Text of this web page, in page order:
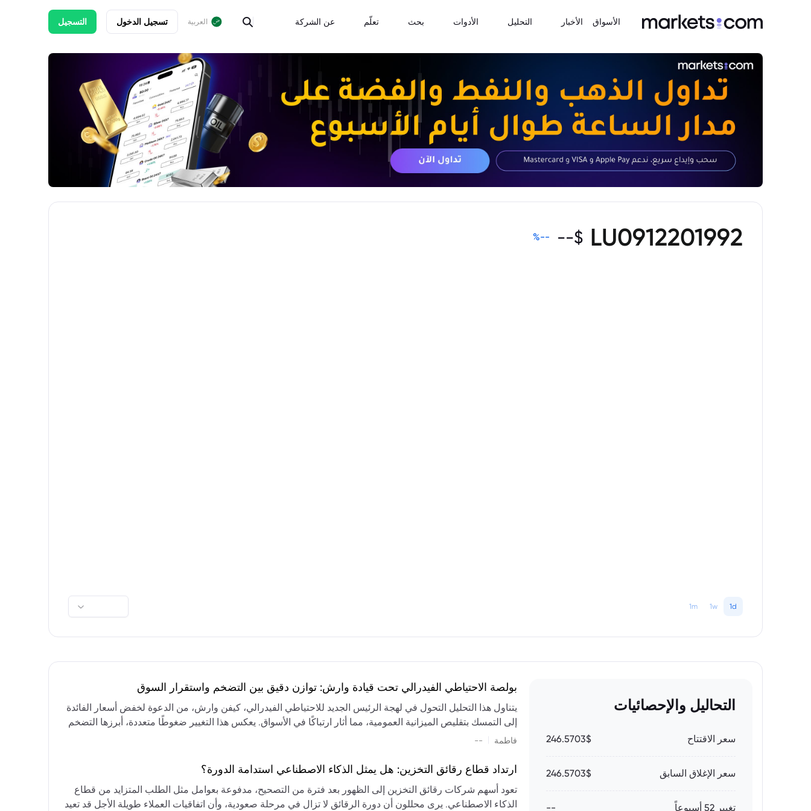
الأسواق الأخبار التحليل الأدوات بحث تعلّم عن الشركة العربية تسجيل الدخول التسجيل
LU0912201992
$
--
--
%
1d
1w
1m
التحاليل والإحصائيات
سعر الاقتتاح 246.5703$
سعر الإغلاق السابق 246.5703$
تغيير 52 أسبوعاً --
بولصة الاحتياطي الفيدرالي تحت قيادة وارش: توازن دقيق بين التضخم واستقرار السوق
يتناول هذا التحليل التحول في لهجة الرئيس الجديد للاحتياطي الفيدرالي، كيفن وارش، من الدعوة لخفض أسعار الفائدة
إلى التمسك بتقليص الميزانية العمومية، مما أثار ارتباكًا في الأسواق. يعكس هذا التغيير ضغوطًا متعددة، أبرزها التضخم
المستمر، والعجز المالي الكبير، والتوترات الجيوسياسية في الشرق الأوسط، التي تقيد خيارات خفض الفائدة أو خفض
وتجنب التدابير الاستفزازية التي قد تزعزع استقرار السوق.
فاطمة --
ارتداد قطاع رقائق التخزين: هل يمثل الذكاء الاصطناعي استدامة الدورة؟
تعود أسهم شركات رقائق التخزين إلى الظهور بعد فترة من التصحيح، مدفوعة بعوامل مثل الطلب المتزايد من قطاع
الذكاء الاصطناعي. يرى محللون أن دورة الرقائق لا تزال في مرحلة صعودية، وأن اتفاقيات العملاء طويلة الأجل قد تعيد